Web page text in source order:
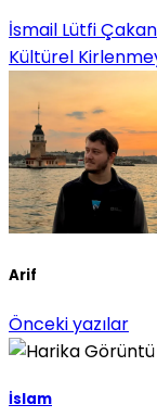
İsmail Lütfi Çakan
Kültürel
Arif
Önceki yazılar
İslam